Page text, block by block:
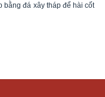
bằng đá xây tháp để hài cốt